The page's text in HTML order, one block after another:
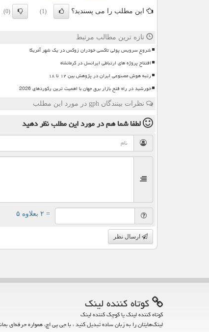
این مطلب را می پسندید؟ (1)
(0)
تازه ترین مطالب مرتبط
شروع سرویس پولی تاکسی خودران زوکس در یک شهر آمریکا
افتتاح پروژه های ارتباطی ایرانسل در کرمانشاه
رتبه هوش مصنوعی ایران در پژوهش بین ۱۲ تا ۱۸
خورشید در راه فتح بازار برق جهان با اهمیت ترین رکوردهای 2026
نظرات بینندگان gph در مورد این مطلب
لطفا شما همدر مورد این مطلبنظر دهید
= ۲ بعلاوه ۵
ارسال نظر
كوتاه كننده لینك
کوتاه کننده لینک یا کوچک کننده لینک
لینک‌هایتان را به زبان ساده تبدیل کنید ، با جی پی اچ، همواره حرفه‌ای